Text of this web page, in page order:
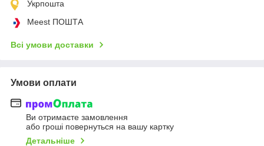
Укрпошта
Meest ПОШТА
Всі умови доставки
Умови оплати
Ви отримаєте замовлення
або гроші повернуться на вашу картку
Детальніше